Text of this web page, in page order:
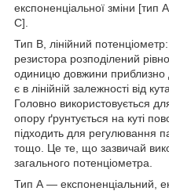
експоненціальної зміни [тип
C].
Тип B, лінійний
резистора розподілений
одиницю довжини приблизно
є в лінійній залежності від
Головно використовується
опору ґрунтується на куті
підходить для регулювання
тощо. Це те, що зазвичай
загального потенціометра.
Тип А — експоненціальний,